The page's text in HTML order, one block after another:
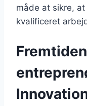
måde at sikre,
kvalificeret